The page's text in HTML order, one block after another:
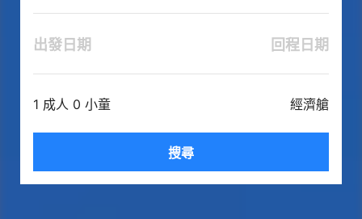
出發日期 回程日期
1 成人 0 小童 經濟艙
搜尋